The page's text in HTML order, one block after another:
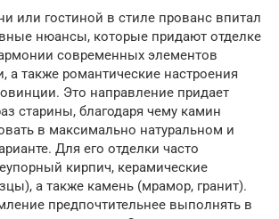
или гостиной в стиле прованс впитал
нюансы, которые придают отделке
современных элементов
а также романтические настроения
Это направление придает
старины, благодаря чему камин
в максимально натуральном и
Для его отделки часто
кирпич, керамические
а также камень (мрамор, гранит).
предпочтительнее выполнять в